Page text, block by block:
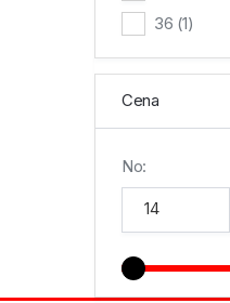
36 (1)
Cena
No: